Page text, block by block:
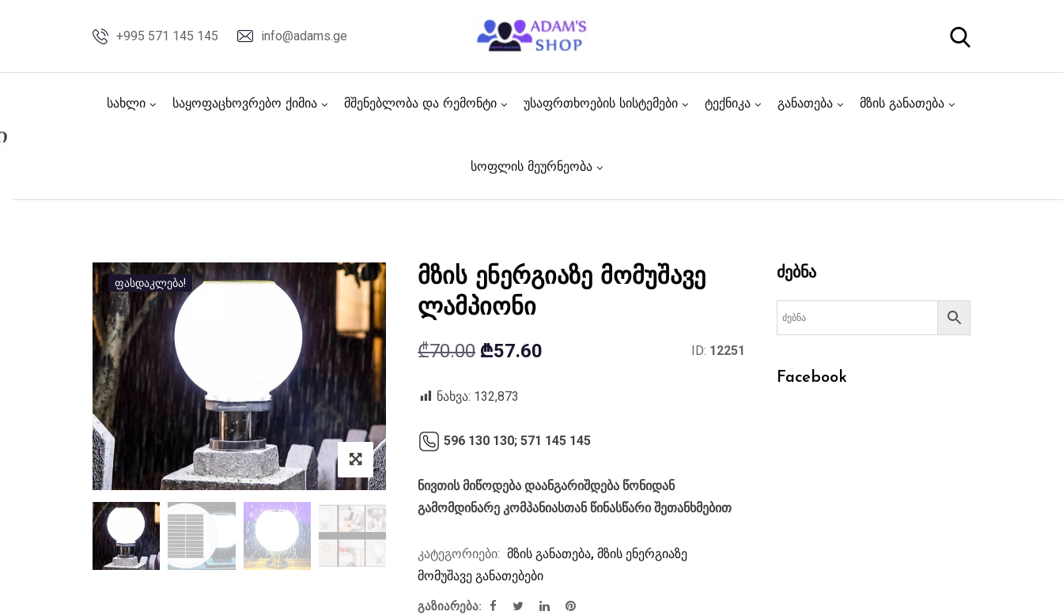
+995 571 145 145 info@adams.ge
სახლი საყოფაცხოვრებო ქიმია მშენებლობა და რემონტი უსაფრთხოების სისტემები ტექნიკა განათება მზის განათება
სოფლის მეურნეობა
ფასდაკლება!
მზის ენერგიაზე მომუშავე
ლამპიონი
₾70.00 Original
was:
₾57.60 ID: 12251
ნახვა: 132,873
596 130 130; 571 145 145
ნივთის მიწოდება დაანგარიშდება წონიდან
გამომდინარე კომპანიასთან წინასწარი შეთანხმებით
კატეგორიები: მზის განათება,მზის ენერგიაზე
მომუშავე განათებები
გაზიარება:
ძებნა
Facebook